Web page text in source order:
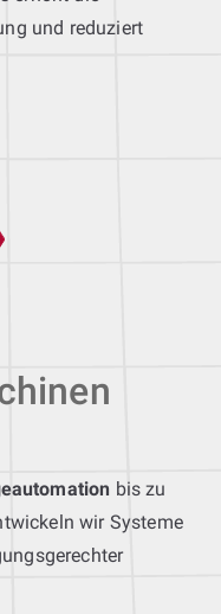
und reduziert
bis zu
wir Systeme